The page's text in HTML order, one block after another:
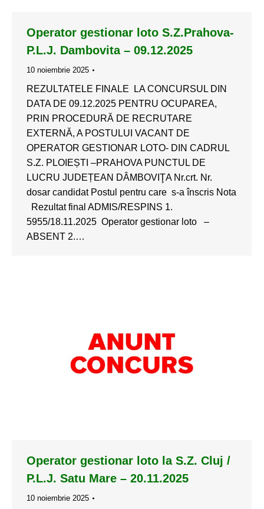
Operator gestionar loto S.Z.Prahova-
P.L.J. Dambovita – 09.12.2025
10 noiembrie 2025
REZULTATELE FINALE LA CONCURSUL DIN
DATA DE 09.12.2025 PENTRU OCUPAREA,
PRIN PROCEDURĂ DE RECRUTARE
EXTERNĂ, A POSTULUI VACANT DE
OPERATOR GESTIONAR LOTO- DIN CADRUL
S.Z. PLOIEȘTI –PRAHOVA PUNCTUL DE
LUCRU JUDEȚEAN DÂMBOVIŢA Nr.crt. Nr.
dosar candidat Postul pentru care s-a înscris Nota
Rezultat final ADMIS/RESPINS 1.
5955/18.11.2025 Operator gestionar loto –
ABSENT 2.…
Operator gestionar loto la S.Z. Cluj /
P.L.J. Satu Mare – 20.11.2025
10 noiembrie 2025